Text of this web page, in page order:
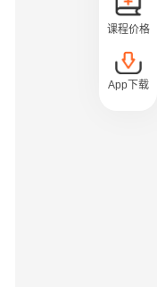
课程价格
App下载